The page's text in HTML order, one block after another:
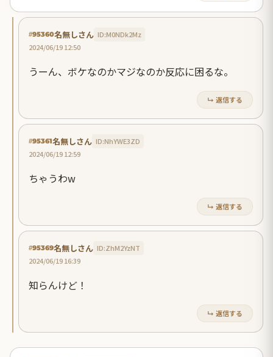
#95360名無しさん ID:M0NDk2Mz
2024/06/19 12:50
うーん、ボケなのかマジなのか反応に困るな。
↳ 返信する
#95361名無しさん ID:NhYWE3ZD
2024/06/19 12:59
ちゃうわw
↳ 返信する
#95369名無しさん ID:ZhM2YzNT
2024/06/19 16:39
知らんけど！
↳ 返信する